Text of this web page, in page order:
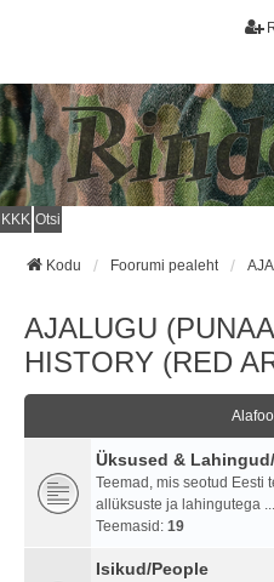
KKK Otsi
Kodu Foorumi pealeht
AJALUGU
HISTORY (RED
Üksused &
Teemad, mis seotud Eesti
allüksuste ja lahingutega ...
Teemasid: 19
Isikud/People